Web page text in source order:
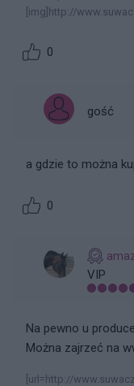
[img]http://
0
gość
a gdzie to można
0
VIP
Na pewno u
Można zajrzeć na
[url=http://